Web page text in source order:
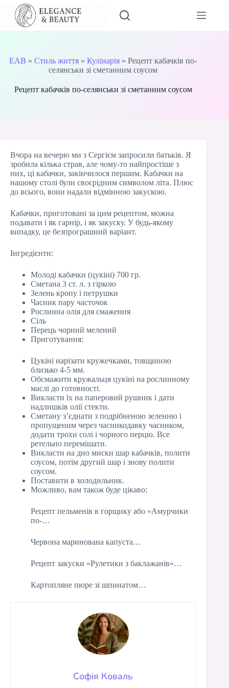
Перейти
вмісту
EAB »Стиль життя »Кулінарія »Рецепт кабачків по-
селянськи зі сметанним соусом
Рецепт кабачків по-селянськи зі сметанним соусом
Вчора на вечерю ми з Сергієм запросили батьків. Я
зробила кілька страв, але чому-то найпростіше з
них, ці кабачки, закінчилося першим. Кабачки на
нашому столі були своєрідним символом літа. Плюс
до всього, вони надали відмінною закускою.
Кабачки, приготовані за цим рецептом, можна
подавати і як гарнір, і як закуску. У будь-якому
випадку, це безпрограшний варіант.
Інгредієнти:
Молоді кабачки (цукіні) 700 гр.
Сметана 3 ст. л. з гіркою
Зелень кропу і петрушки
Часник пару часточок
Рослинна олія для смаження
Сіль
Перець чорний мелений
Приготування:
Цукіні нарізати кружечками, товщиною
близько 4-5 мм.
Обсмажити кружальця цукіні на рослинному
маслі до готовності.
Викласти їх на паперовий рушник і дати
надлишків олії стекти.
Сметану з’єднати з подрібненою зеленню і
пропущеним через часникодавку часником,
додати трохи солі і чорного перцю. Все
ретельно перемішати.
Викласти на дно миски шар кабачків, полити
соусом, потім другий шар і знову полити
соусом.
Поставити в холодильник.
Можливо, вам також буде цікаво:
Рецепт пельменів в горщику або «Амурчики
по-…
Червона маринована капуста…
Рецепт закуски «Рулетики з баклажанів»…
Картопляне пюре зі шпинатом…
Софія Коваль